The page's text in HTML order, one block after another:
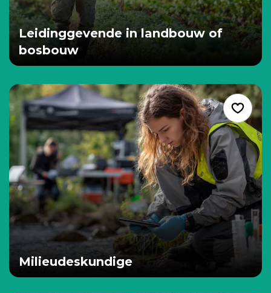
Leidinggevende in landbouw of
bosbouw
Milieudeskundige